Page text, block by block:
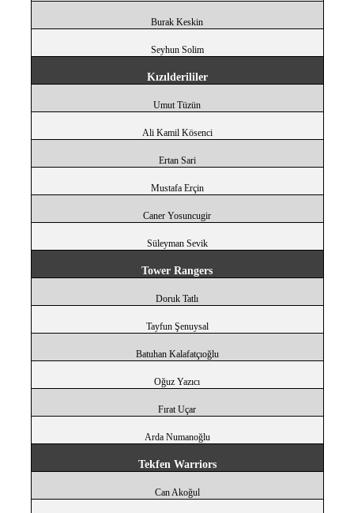
Burak Keskin
Seyhun Solim
Kızılderililer
Umut Tüzün
Ali Kamil Kösenci
Ertan Sari
Mustafa Erçin
Caner Yosuncugir
Süleyman Sevik
Tower Rangers
Doruk Tatlı
Tayfun Şenuysal
Batuhan Kalafatçıoğlu
Oğuz Yazıcı
Fırat Uçar
Arda Numanoğlu
Tekfen Warriors
Can Akoğul